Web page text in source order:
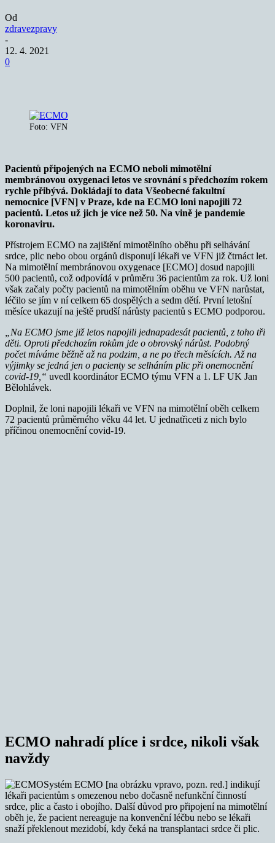
Od
zdravezpravy
-
12. 4. 2021
0
Foto: VFN
Pacientů připojených na ECMO neboli mimotělní
membránovou oxygenaci letos ve srovnání s předchozím rokem
rychle přibývá. Dokládají to data Všeobecné fakultní
nemocnice [VFN] v Praze, kde na ECMO loni napojili 72
pacientů. Letos už jich je více než 50. Na vině je pandemie
koronaviru.
Přístrojem ECMO na zajištění mimotělního oběhu při selhávání
srdce, plic nebo obou orgánů disponují lékaři ve VFN již čtrnáct let.
Na mimotělní membránovou oxygenace [ECMO] dosud napojili
500 pacientů, což odpovídá v průměru 36 pacientům za rok. Už loni
však začaly počty pacientů na mimotělním oběhu ve VFN narůstat,
léčilo se jím v ní celkem 65 dospělých a sedm dětí. První letošní
měsíce ukazují na ještě prudší nárůsty pacientů s ECMO podporou.
„Na ECMO jsme již letos napojili jednapadesát pacientů, z toho tři
děti. Oproti předchozím rokům jde o obrovský nárůst. Podobný
počet míváme běžně až na podzim, a ne po třech měsících. Až na
výjimky se jedná jen o pacienty se selháním plic při onemocnění
covid-19,“ uvedl koordinátor ECMO týmu VFN a 1. LF UK Jan
Bělohlávek.
Doplnil, že loni napojili lékaři ve VFN na mimotělní oběh celkem
72 pacientů průměrného věku 44 let. U jednatřiceti z nich bylo
příčinou onemocnění covid-19.
ECMO nahradí plíce i srdce, nikoli však
navždy
Systém ECMO [na obrázku vpravo, pozn. red.] indikují
lékaři pacientům s omezenou nebo dočasně nefunkční činností
srdce, plic a často i obojího. Další důvod pro připojení na mimotělní
oběh je, že pacient nereaguje na konvenční léčbu nebo se lékaři
snaží překlenout mezidobí, kdy čeká na transplantaci srdce či plic.